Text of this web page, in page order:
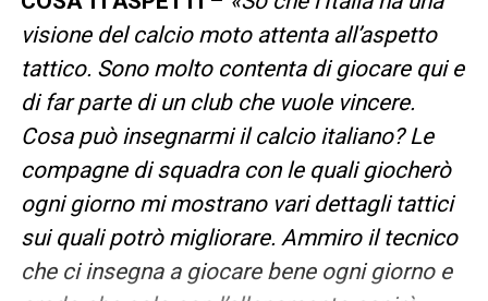
visione del calcio moto attenta all’aspetto
tattico. Sono molto contenta di giocare qui e
di far parte di un club che vuole vincere.
Cosa può insegnarmi il calcio italiano? Le
compagne di squadra con le quali giocherò
ogni giorno mi mostrano vari dettagli tattici
sui quali potrò migliorare. Ammiro il tecnico
che ci insegna a giocare bene ogni giorno e